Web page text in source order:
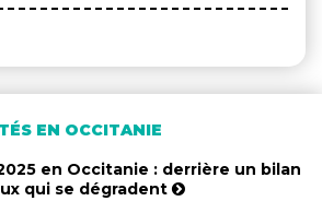
EN OCCITANIE
en Occitanie : derrière un bilan
qui se dégradent